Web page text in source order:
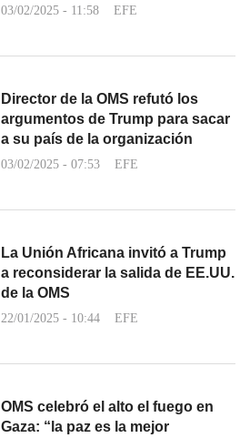
03/02/2025 - 11:58 EFE
Director de la OMS refutó los
argumentos de Trump para sacar
a su país de la organización
03/02/2025 - 07:53 EFE
La Unión Africana invitó a Trump
a reconsiderar la salida de EE.UU.
de la OMS
22/01/2025 - 10:44 EFE
OMS celebró el alto el fuego en
Gaza: “la paz es la mejor